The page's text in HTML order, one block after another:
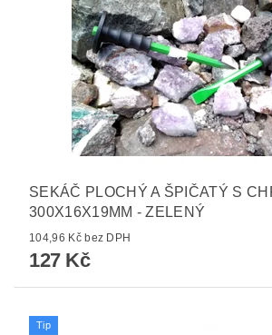
SEKÁČ PLOCHÝ A ŠPIČATÝ S
300X16X19MM - ZELENÝ
104,96 Kč bez DPH
127 Kč
Tip